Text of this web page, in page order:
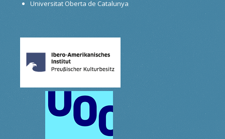
Universitat Oberta de Catalunya